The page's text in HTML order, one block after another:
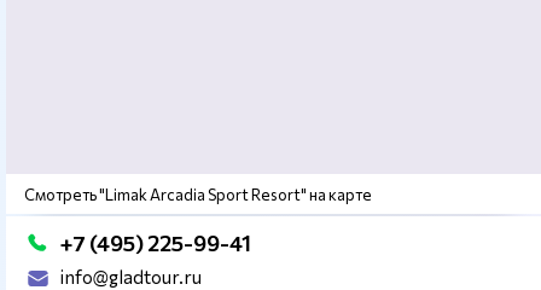
Смотреть "Limak Arcadia Sport Resort" на карте
+7 (495) 225-99-41
info@gladtour.ru